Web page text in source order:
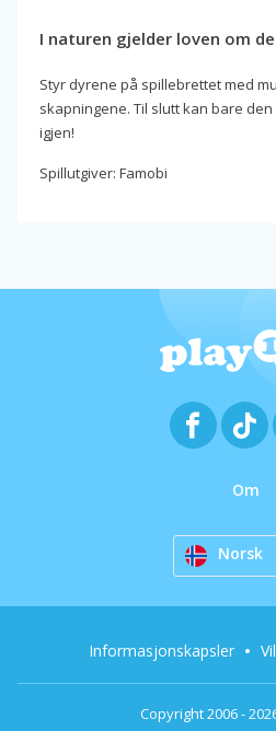
I naturen gjelder loven om
Styr dyrene på spillebrettet med
skapningene. Til slutt kan bare
igjen!
Spillutgiver: Famobi
Om
Norsk
Copyright 2006 -
Informasjonskapsler